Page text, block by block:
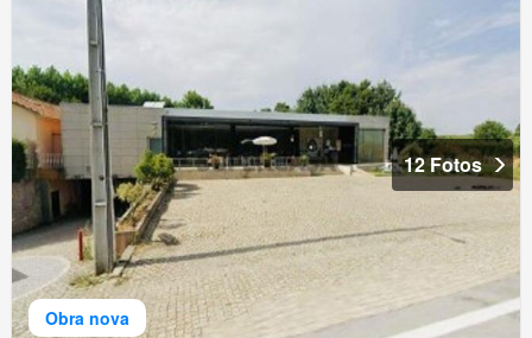
Obra nova
12 Fotos